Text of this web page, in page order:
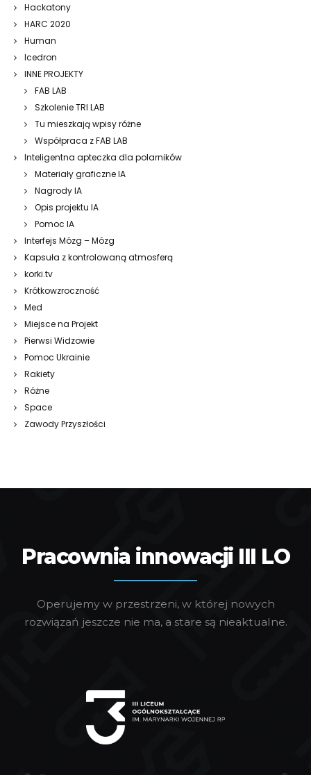
Hackatony
HARC 2020
Human
Icedron
INNE PROJEKTY
FAB LAB
Szkolenie TRI LAB
Tu mieszkają wpisy różne
Współpraca z FAB LAB
Inteligentna apteczka dla polarników
Materiały graficzne IA
Nagrody IA
Opis projektu IA
Pomoc IA
Interfejs Mózg – Mózg
Kapsuła z kontrolowaną atmosferą
korki.tv
Krótkowzroczność
Med
Miejsce na Projekt
Pierwsi Widzowie
Pomoc Ukrainie
Rakiety
Różne
Space
Zawody Przyszłości
Pracownia innowacji III LO
Operujemy w przestrzeni, w której nowych
rozwiązań jeszcze nie ma, a stare są nieaktualne.